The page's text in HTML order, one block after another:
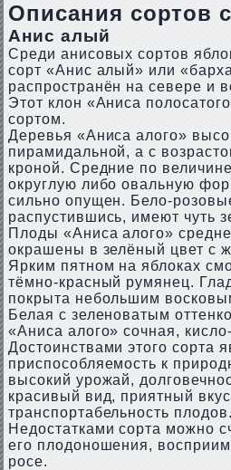
Описания сортов
Анис алый
Среди анисовых сортов
сорт «Анис алый» или
распространён на севере и
Этот клон «Аниса
сортом.
Деревья «Аниса алого»
пирамидальной, а с
кроной. Средние по
округлую либо овальную
сильно опущен. Бело-
распустившись, имеют чуть
Плоды «Аниса алого»
окрашены в зелёный цвет с
Ярким пятном на яблоках
тёмно-красный румянец.
покрыта небольшим
Белая с зеленоватым
«Аниса алого» сочная,
Достоинствами этого сорта
приспособляемость к
высокий урожай,
красивый вид, приятный
транспортабельность плодов.
Недостатками сорта можно
его плодоношения,
росе.